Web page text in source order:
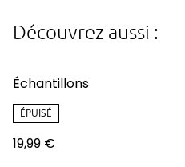
Découvrez aussi :
Échantillons
ÉPUISÉ
19,99 €